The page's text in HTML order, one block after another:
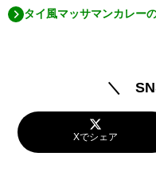
タイ風マッサマンカレー
＼
Xでシェア